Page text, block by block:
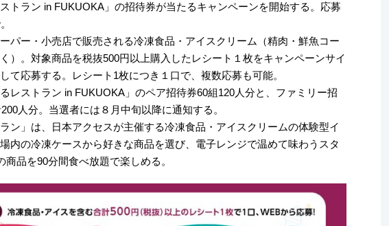
トラン in FUKUOKA」の招待券が当たるキャンペーンを開始する。応募
パー・小売店で販売される冷凍食品・アイスクリーム（精肉・鮮魚コー
）。対象商品を税抜500円以上購入したレシート１枚をキャンペーンサイ
て応募する。レシート1枚につき１口で、複数応募も可能。
レストラン in FUKUOKA」のペア招待券60組120人分と、ファミリー招
人分。当選者には８月中旬以降に通知する。
ラン」は、日本アクセスが主催する冷凍食品・アイスクリームの体験型イ
内の冷凍ケースから好きな商品を選び、電子レンジで温めて味わうスタ
商品を90分間食べ放題で楽しめる。